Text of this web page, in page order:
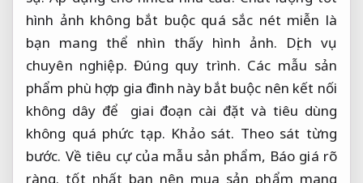
hình ảnh không bắt buộc quá sắc nét miễn là
bạn mang thể nhìn thấy hình ảnh. Dịch vụ
chuyên nghiệp. Đúng quy trình. Các mẫu sản
phẩm phù hợp gia đình này bắt buộc nên kết nối
không dây để giai đoạn cài đặt và tiêu dùng
không quá phức tạp. Khảo sát. Theo sát từng
bước. Về tiêu cự của mẫu sản phẩm, Báo giá rõ
ràng. tốt nhất bạn nên mua sản phẩm mang